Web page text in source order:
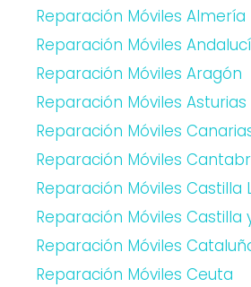
Reparación Móviles Almería
Reparación Móviles
Reparación Móviles Aragón
Reparación Móviles Asturias
Reparación Móviles
Reparación Móviles
Reparación Móviles Castilla
Reparación Móviles Castilla
Reparación Móviles
Reparación Móviles Ceuta